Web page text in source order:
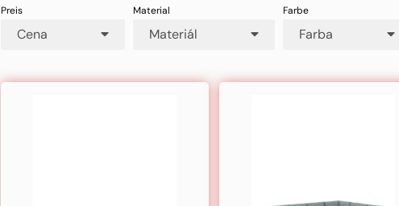
Cena Materiál Farba